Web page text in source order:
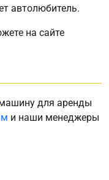
автолюбитель.
на сайте
для аренды
и наши менеджеры